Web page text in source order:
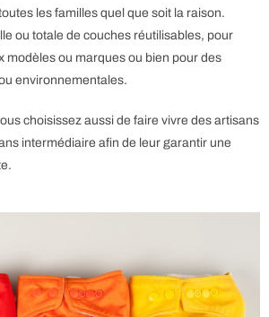
les familles quel que soit la raison.
ou totale de couches réutilisables, pour
modèles ou marques ou bien pour des
environnementales.
choisissez aussi de faire vivre des artisans
intermédiaire afin de leur garantir une